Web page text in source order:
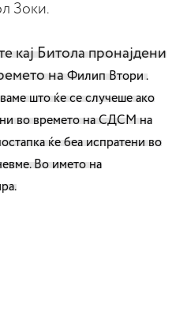
Зоки.
кај Битола пронајдени
наФилип Втори .
што ќе се случеше ако
во времето на СДСМ на
ќе беа испратени во
Во името на